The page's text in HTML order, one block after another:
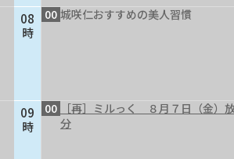
08
時
09
時
00 城咲仁おすすめの美人習慣
00
［再］ミルっく ８月７日（金）
分